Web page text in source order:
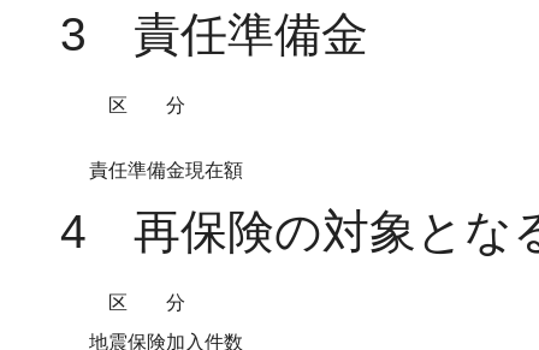
3 責任準備金
区分
責任準備金現在額
4 再保険の対象とな
区分
地震保険加入件数